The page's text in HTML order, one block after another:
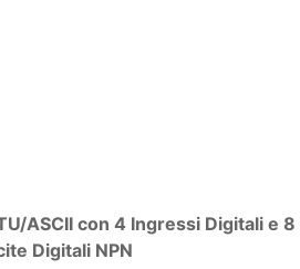
ASCII con 4 Ingressi Digitali e 8
Digitali NPN